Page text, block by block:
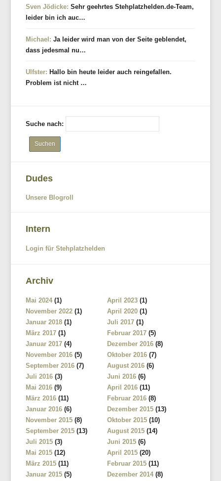
Sven Jödicke: Sehr geehrtes Stehplatzhelden.de-Team,
leider bin ich auc…
Michael: Ja leider wird man von der Seite geblendet,
dass jedesmal nu…
Ulfster: Hallo bin heute leider auch reingefallen.
Problem ist nicht …
Suche nach:
Dudes
Unsere Blogroll
Intern
Login für Stehplatzhelden
Archiv
Mai 2024 (1) April 2023 (1)
November 2022 (1) April 2020 (1)
Januar 2018 (1) Juli 2017 (1)
März 2017 (1) Februar 2017 (5)
Januar 2017 (4) Dezember 2016 (8)
November 2016 (5) Oktober 2016 (7)
September 2016 (7) August 2016 (6)
Juli 2016 (3) Juni 2016 (6)
Mai 2016 (9) April 2016 (11)
März 2016 (11) Februar 2016 (8)
Januar 2016 (6) Dezember 2015 (13)
November 2015 (8) Oktober 2015 (10)
September 2015 (13) August 2015 (14)
Juli 2015 (3) Juni 2015 (6)
Mai 2015 (12) April 2015 (20)
März 2015 (11) Februar 2015 (11)
Januar 2015 (5) Dezember 2014 (8)